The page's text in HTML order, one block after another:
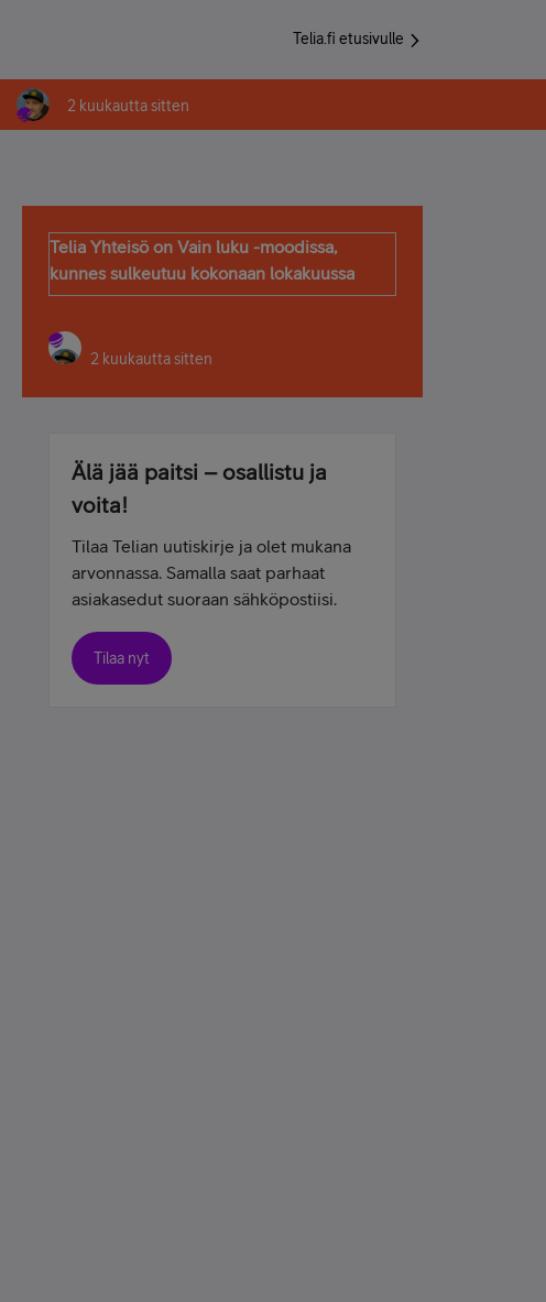
Telia.fi etusivulle
2 kuukautta sitten
Telia Yhteisö on Vain luku -moodissa,
kunnes sulkeutuu kokonaan lokakuussa
2 kuukautta sitten
Älä jää paitsi – osallistu ja
voita!
Tilaa Telian uutiskirje ja olet mukana
arvonnassa. Samalla saat parhaat
asiakasedut suoraan sähköpostiisi.
Tilaa nyt